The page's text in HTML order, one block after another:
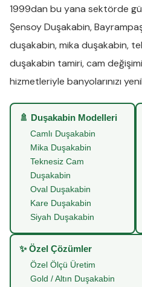
1999dan bu yana sektörde
Şensoy Duşakabin,
duşakabin,mika duşakabin,
duşakabin tamiri,cam değişimi
hizmetleriyle banyolarınızı
🚿 Duşakabin Modelleri
Camlı Duşakabin
Mika Duşakabin
Teknesiz Cam
Duşakabin
Oval Duşakabin
Kare Duşakabin
Siyah Duşakabin
✨ Özel Çözümler
Özel Ölçü Üretim
Gold / Altın Duşakabin